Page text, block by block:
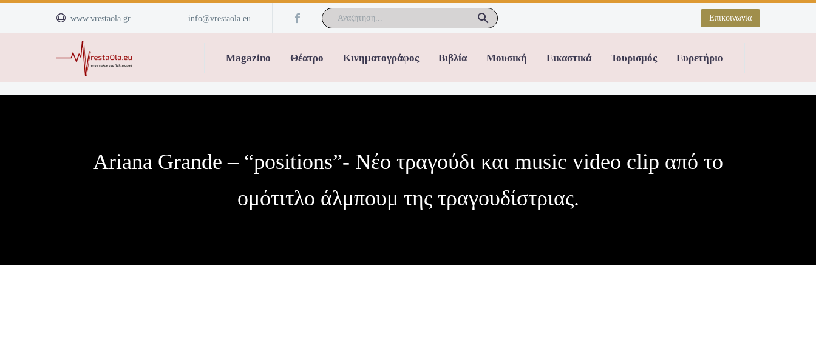

 www.vrestaola.gr info@vrestaola.eu Επικοινωνία
Magazino Θέατρο Κινηματογράφος Βιβλία Μουσική Εικαστικά Τουρισμός Ευρετήριο
Ariana Grande – “positions”- Νέο τραγούδι και music video clip από το
ομότιτλο άλμπουμ της τραγουδίστριας.